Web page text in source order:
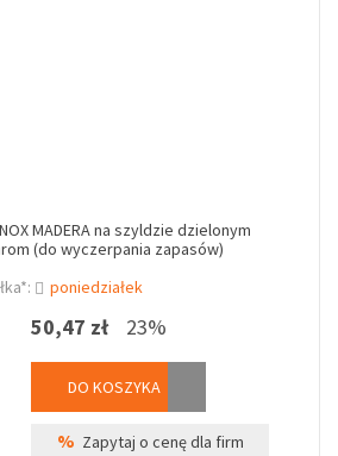
MADERA na szyldzie dzielonym
(do wyczerpania zapasów)
poniedziałek
50,47 zł 23%
DO KOSZYKA
% Zapytaj o cenę dla firm